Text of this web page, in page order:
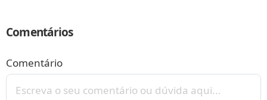
Comentários
Comentário